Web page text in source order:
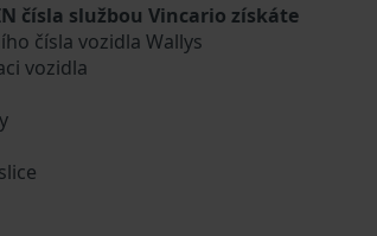
čísla službou Vincario získáte
čísla vozidla Wallys
vozidla